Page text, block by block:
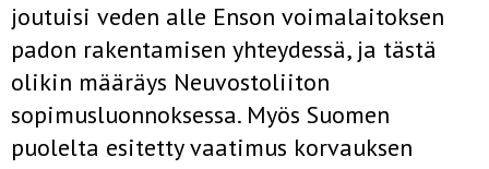
joutuisi veden alle Enson voimalaitoksen
padon rakentami­sen yhteydessä, ja tästä
olikin määräys Neuvostoliiton
sopimusluonnok­sessa. Myös Suomen
puolelta esitetty vaatimus korvauksen